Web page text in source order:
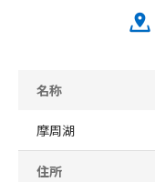
名称
摩周湖
住所